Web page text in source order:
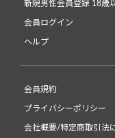
新規男性会員登録 18歳
会員ログイン
ヘルプ
会員規約
プライバシーポリシー
会社概要/特定商取引法